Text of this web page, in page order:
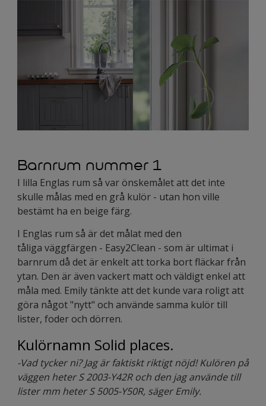
Barnrum nummer 1
I lilla Englas rum så var önskemålet att det inte
skulle målas med en grå kulör - utan hon ville
bestämt ha en beige färg.
I Englas rum så är det målat med den
tåliga väggfärgen - Easy2Clean - som är ultimat i
barnrum då det är enkelt att torka bort fläckar från
ytan. Den är även vackert matt och väldigt enkel att
måla med. Emily tänkte att det kunde vara roligt att
göra något "nytt" och använde samma kulör till
lister, foder och dörren.
Kulörnamn Solid places.
-Vad tycker ni? Jag är faktiskt riktigt nöjd! Kulören på
väggen heter S 2003-Y42R och den jag använde till
lister mm heter S 5005-Y50R, säger Emily.